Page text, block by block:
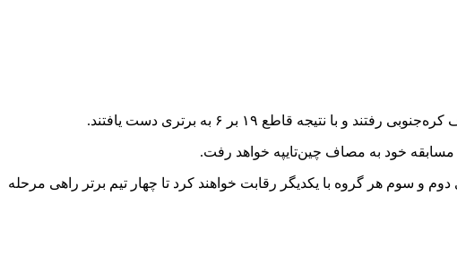
و سوم هر گروه با یکدیگر رقابت خواهند کرد تا چهار تیم برتر راهی مرحله